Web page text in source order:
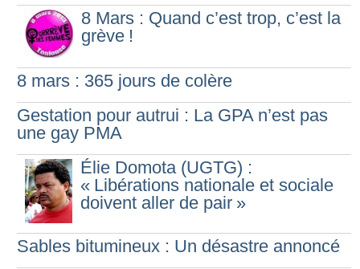
8 Mars : Quand c’est trop, c’est la
grève !
8 mars : 365 jours de colère
Gestation pour autrui : La GPA n’est pas
une gay PMA
Élie Domota (UGTG) :
« Libérations nationale et sociale
doivent aller de pair »
Sables bitumineux : Un désastre annoncé